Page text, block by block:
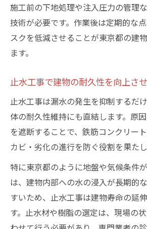
術
止水工事の選定基準と専門
止水工事で長寿命化を実現
止水工事と防水工事の適切
止水工事の判断ポイントと
予防策としての防水、発生
止水工事でコストパフォー
専門業者で安心止水工事を実現
止水工事の専門業者選定
止水工事を安心して任せる
項目
施工前の下地処理や注入圧力の管理
技術が必要です。作業後は定期的な
スクを低減させることが東京都の建
ます。
止水工事で建物の耐久性を向上さ
止水工事は漏水の発生を抑制するだ
体の耐久性維持にも直結します。原
を遮断することで、鉄筋コンクリー
カビ・劣化の進行を防ぐ役割を果たし
特に東京都のように地盤や気候条件
は、建物内部への水の浸入が長期的
すいため、止水工事は建物寿命の延
す。止水材や樹脂の選定は、現場の